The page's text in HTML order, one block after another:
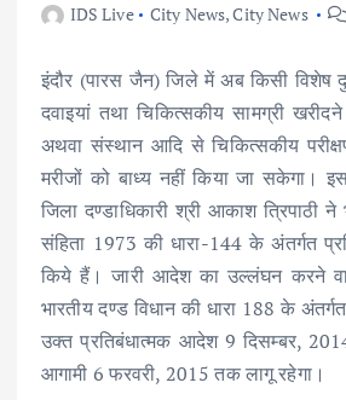
IDS Live City News,City News
इंदौर (पारस जैन) जिले में अब किसी
दवाइयां तथा चिकित्सकीय सामग्री
अथवा संस्थान आदि से चिकित्सकीय
मरीजों को बाध्य नहीं किया जा सकेगा।
जिला दण्डाधिकारी श्री आकाश त्रिपाठी ने
संहिता 1973 की धारा-144 के अंतर्गत
किये हैं। जारी आदेश का उल्लंघन करने
भारतीय दण्ड विधान की धारा 188 के अंतर्गत
उक्त प्रतिबंधात्मक आदेश 9 दिसम्बर,
आगामी 6 फरवरी, 2015 तक लागू रहेगा।